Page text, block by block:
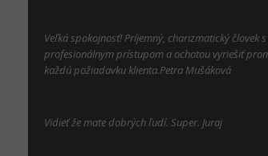
Veľká spokojnosť! Príjemný, charizmatický človek s
profesionálnym prístupom a ochotou vyriešiť
každú požiadavku klienta.Petra Mušáková
Vidieť že mate dobrých ľudí. Super. Juraj